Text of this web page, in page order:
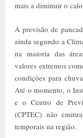
mais a diminuir o
A previsão de
ainda segundo a
na maioria das
valores extremos
condições para
Até o momento, o
e o Centro de
(CPTEC) não
temporais na região.